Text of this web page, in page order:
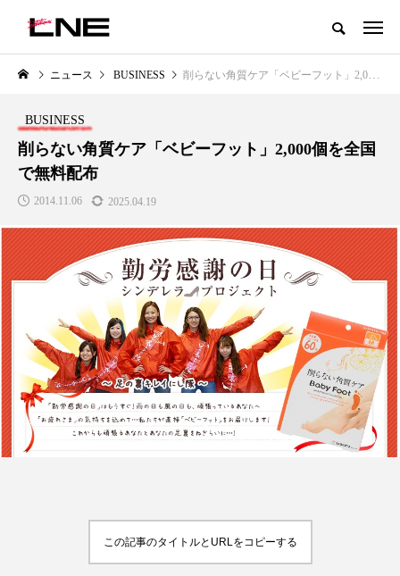
グローバルビューティ＆ヘルスケアビジネス誌
LIFESTYLE
SNSの「加工顔」と美容医療｜AI
がもたらす可能性とこれから
2026.07.13
BUSINESS
GWI調査から読み解く2030年の
都市型スパ――身近なウェルネ
の次世代モデル
2026.08.06
ニュース BUSINESS 削らない角質ケア「ベビーフット」2,000個を全国で無料配布
BUSINESS
削らない角質ケア「ベビーフット」2,000個を全国
で無料配布
2014.11.06 2025.04.19
この記事のタイトルとURLをコピーする